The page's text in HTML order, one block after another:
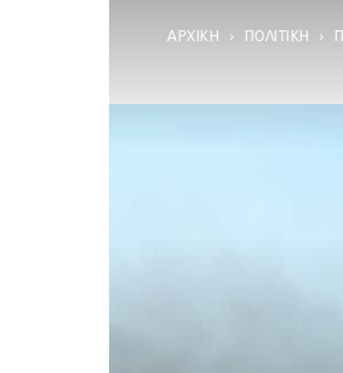
ΑΡΧΙΚΉ ΠΟΛΙΤΙΚΉ